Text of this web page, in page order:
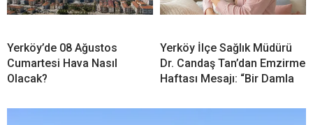
Yerköy’de 08 Ağustos
Cumartesi Hava Nasıl
Olacak?
Yerköy İlçe Sağlık Müdürü
Dr. Candaş Tan’dan Emzirme
Haftası Mesajı: “Bir Damla